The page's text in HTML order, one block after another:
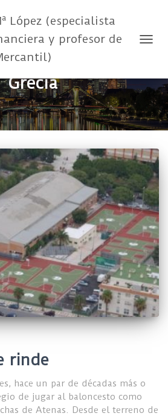
López (especialista
y profesor de
Grecia
rinde
hace un par de décadas más o
de jugar al baloncesto como
de Atenas. Desde el terreno de